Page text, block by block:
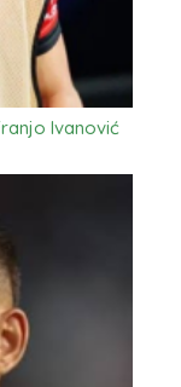
Ivanović